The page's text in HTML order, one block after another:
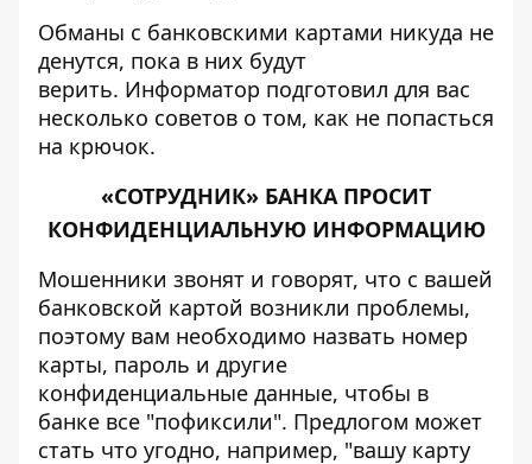
Обманы с банковскими картами никуда не
денутся, пока в них будут
верить. Информатор подготовил для вас
несколько советов о том, как не попасться
на крючок.
«СОТРУДНИК» БАНКА ПРОСИТ
КОНФИДЕНЦИАЛЬНУЮ ИНФОРМАЦИЮ
Мошенники звонят и говорят, что с вашей
банковской картой возникли проблемы,
поэтому вам необходимо назвать номер
карты, пароль и другие
конфиденциальные данные, чтобы в
банке все "пофиксили". Предлогом может
стать что угодно, например, "вашу карту